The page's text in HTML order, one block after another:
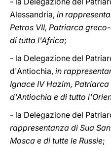
Alessandria, in
Petros VII, Patriarca
di tutta l'Africa;
- la Delegazione del
d'Antiochia, in
Ignace IV Hazim,
d'Antiochia e di tutto
- la Delegazione del
rappresentanza di Sua
Mosca e di tutte le Russie;